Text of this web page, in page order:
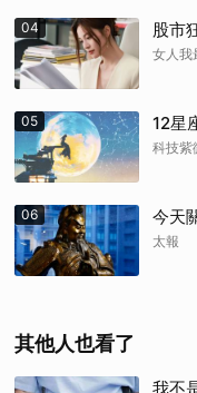
04 股市
女人我
05 12星
科技紫
06 今天
太報
其他人也看了
我不